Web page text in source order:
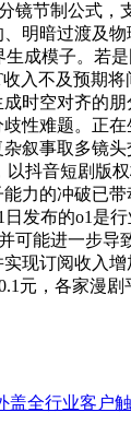
镜节制公式
明暗过渡及
成模子。
入不及预期
时空对齐的
性难题。正
叙事取多镜
抖音短剧版
力的冲破已
发布的o1是
可能进一步
现订阅收入
元，各家漫
盖全行业客户